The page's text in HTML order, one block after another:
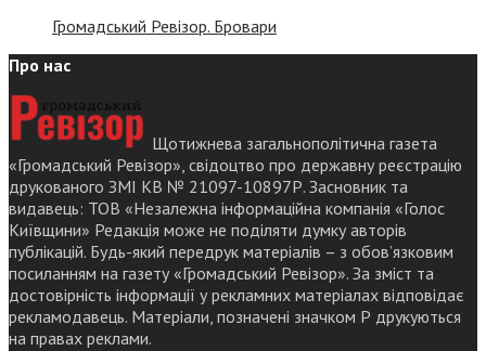
Громадський Ревізор. Бровари
Про нас
Щотижнева загальнополітична газета
«Громадський Ревізор», свідоцтво про державну реєстрацію
друкованого ЗМІ КВ № 21097-10897Р. Засновник та
видавець: ТОВ «Незалежна інформаційна компанія «Голос
Київщини» Редакція може не поділяти думку авторів
публікацій. Будь-який передрук матеріалів – з обов’язковим
посиланням на газету «Громадський Ревізор». За зміст та
достовірність інформації у рекламних матеріалах відповідає
рекламодавець. Матеріали, позначені значком Р друкуються
на правах реклами.